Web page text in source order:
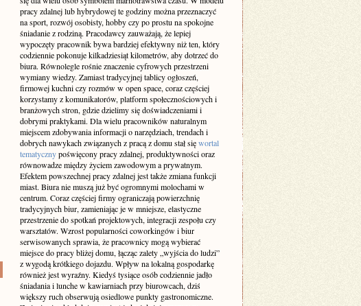
pracy zdalnej lub hybrydowej te godziny można przeznaczyć
na sport, rozwój osobisty, hobby czy po prostu na spokojne
śniadanie z rodziną. Pracodawcy zauważają, że lepiej
wypoczęty pracownik bywa bardziej efektywny niż ten, który
codziennie pokonuje kilkadziesiąt kilometrów, aby dotrzeć do
biura. Równolegle rośnie znaczenie cyfrowych przestrzeni
wymiany wiedzy. Zamiast tradycyjnej tablicy ogłoszeń,
firmowej kuchni czy rozmów w open space, coraz częściej
korzystamy z komunikatorów, platform społecznościowych i
branżowych stron, gdzie dzielimy się doświadczeniami i
dobrymi praktykami. Dla wielu pracowników naturalnym
miejscem zdobywania informacji o narzędziach, trendach i
dobrych nawykach związanych z pracą z domu stał sięwortal
tematycznypoświęcony pracy zdalnej, produktywności oraz
równowadze między życiem zawodowym a prywatnym.
Efektem powszechnej pracy zdalnej jest także zmiana funkcji
miast. Biura nie muszą już być ogromnymi molochami w
centrum. Coraz częściej firmy ograniczają powierzchnię
tradycyjnych biur, zamieniając je w mniejsze, elastyczne
przestrzenie do spotkań projektowych, integracji zespołu czy
warsztatów. Wzrost popularności coworkingów i biur
serwisowanych sprawia, że pracownicy mogą wybierać
miejsce do pracy bliżej domu, łącząc zalety „wyjścia do ludzi”
z wygodą krótkiego dojazdu. Wpływ na lokalną gospodarkę
również jest wyraźny. Kiedyś tysiące osób codziennie jadło
śniadania i lunche w kawiarniach przy biurowcach, dziś
większy ruch obserwują osiedlowe punkty gastronomiczne.